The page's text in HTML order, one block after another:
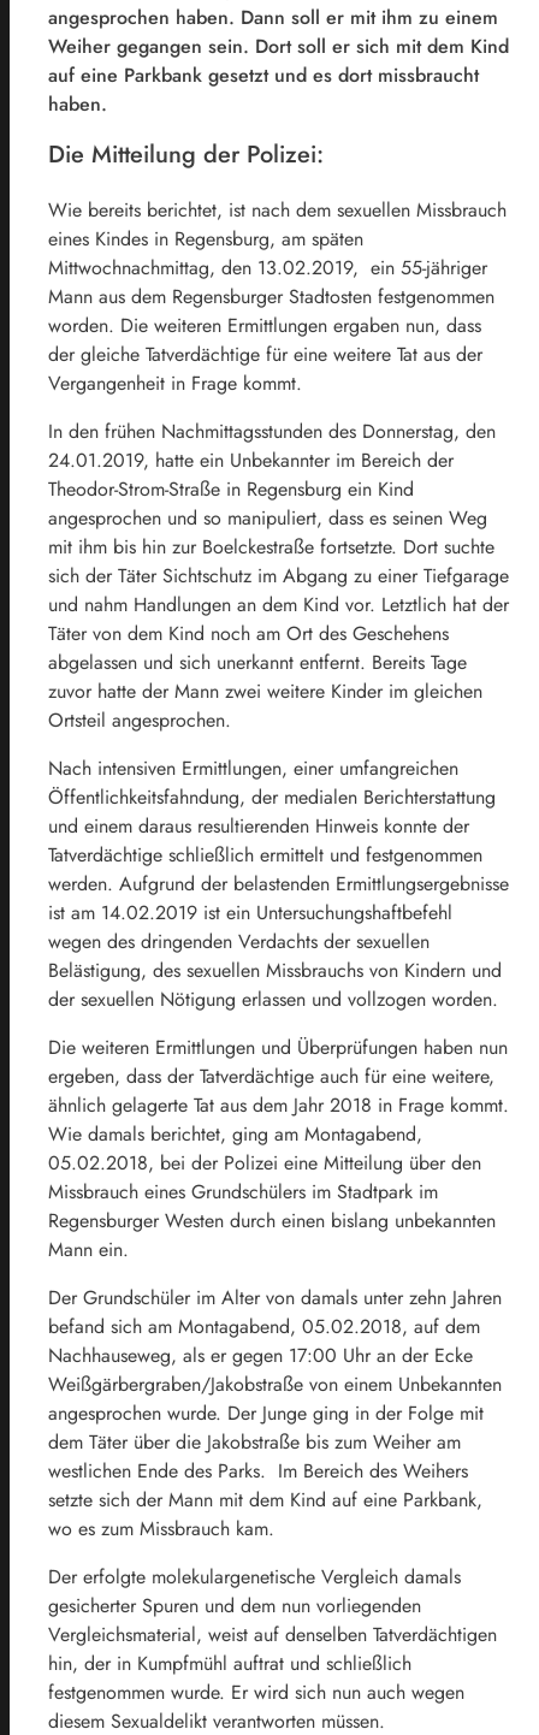
angesprochen haben. Dann soll er mit ihm zu einem
Weiher gegangen sein. Dort soll er sich mit dem Kind
auf eine Parkbank gesetzt und es dort missbraucht
haben.
Die Mitteilung der Polizei:
Wie bereits berichtet, ist nach dem sexuellen Missbrauch
eines Kindes in Regensburg, am späten
Mittwochnachmittag, den 13.02.2019, ein 55-jähriger
Mann aus dem Regensburger Stadtosten festgenommen
worden. Die weiteren Ermittlungen ergaben nun, dass
der gleiche Tatverdächtige für eine weitere Tat aus der
Vergangenheit in Frage kommt.
In den frühen Nachmittagsstunden des Donnerstag, den
24.01.2019, hatte ein Unbekannter im Bereich der
Theodor-Strom-Straße in Regensburg ein Kind
angesprochen und so manipuliert, dass es seinen Weg
mit ihm bis hin zur Boelckestraße fortsetzte. Dort suchte
sich der Täter Sichtschutz im Abgang zu einer Tiefgarage
und nahm Handlungen an dem Kind vor. Letztlich hat der
Täter von dem Kind noch am Ort des Geschehens
abgelassen und sich unerkannt entfernt. Bereits Tage
zuvor hatte der Mann zwei weitere Kinder im gleichen
Ortsteil angesprochen.
Nach intensiven Ermittlungen, einer umfangreichen
Öffentlichkeitsfahndung, der medialen Berichterstattung
und einem daraus resultierenden Hinweis konnte der
Tatverdächtige schließlich ermittelt und festgenommen
werden. Aufgrund der belastenden Ermittlungsergebnisse
ist am 14.02.2019 ist ein Untersuchungshaftbefehl
wegen des dringenden Verdachts der sexuellen
Belästigung, des sexuellen Missbrauchs von Kindern und
der sexuellen Nötigung erlassen und vollzogen worden.
Die weiteren Ermittlungen und Überprüfungen haben nun
ergeben, dass der Tatverdächtige auch für eine weitere,
ähnlich gelagerte Tat aus dem Jahr 2018 in Frage kommt.
Wie damals berichtet, ging am Montagabend,
05.02.2018, bei der Polizei eine Mitteilung über den
Missbrauch eines Grundschülers im Stadtpark im
Regensburger Westen durch einen bislang unbekannten
Mann ein.
Der Grundschüler im Alter von damals unter zehn Jahren
befand sich am Montagabend, 05.02.2018, auf dem
Nachhauseweg, als er gegen 17:00 Uhr an der Ecke
Weißgärbergraben/Jakobstraße von einem Unbekannten
angesprochen wurde. Der Junge ging in der Folge mit
dem Täter über die Jakobstraße bis zum Weiher am
westlichen Ende des Parks. Im Bereich des Weihers
setzte sich der Mann mit dem Kind auf eine Parkbank,
wo es zum Missbrauch kam.
Der erfolgte molekulargenetische Vergleich damals
gesicherter Spuren und dem nun vorliegenden
Vergleichsmaterial, weist auf denselben Tatverdächtigen
hin, der in Kumpfmühl auftrat und schließlich
festgenommen wurde. Er wird sich nun auch wegen
diesem Sexualdelikt verantworten müssen.